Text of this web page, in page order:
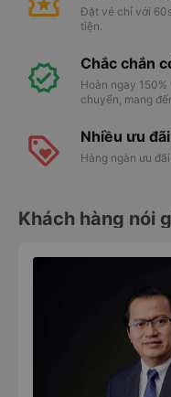
Đặt vé chỉ với
tiện.
Chắc chắn
Hoàn ngay
chuyển, mang
Nhiều ưu đãi
Hàng ngàn ưu
Khách hàng nói